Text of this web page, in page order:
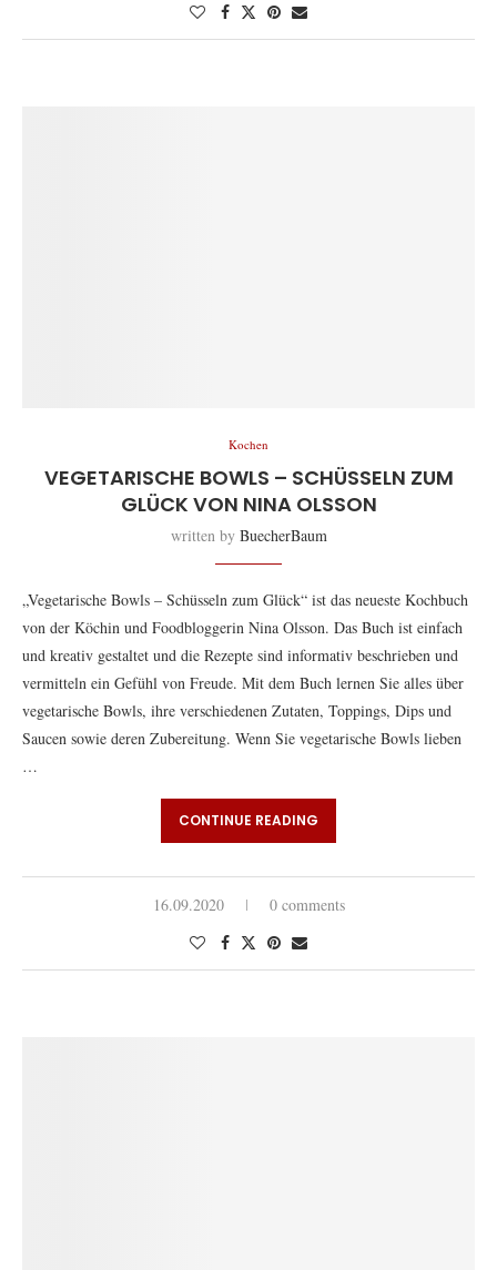
Kochen
VEGETARISCHE BOWLS – SCHÜSSELN ZUM
GLÜCK VON NINA OLSSON
written by BuecherBaum
„Vegetarische Bowls – Schüsseln zum Glück“ ist das neueste Kochbuch
von der Köchin und Foodbloggerin Nina Olsson. Das Buch ist einfach
und kreativ gestaltet und die Rezepte sind informativ beschrieben und
vermitteln ein Gefühl von Freude. Mit dem Buch lernen Sie alles über
vegetarische Bowls, ihre verschiedenen Zutaten, Toppings, Dips und
Saucen sowie deren Zubereitung. Wenn Sie vegetarische Bowls lieben
…
CONTINUE READING
16.09.2020 0 comments